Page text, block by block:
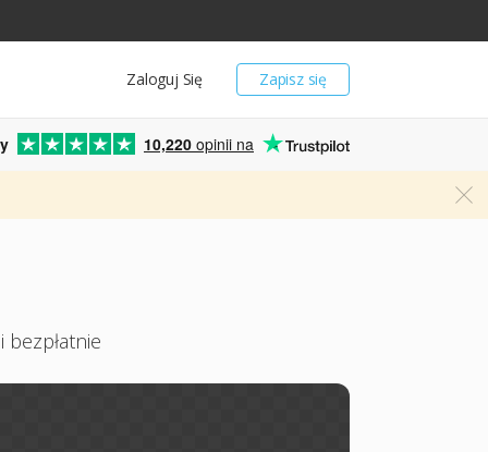
Zapisz się
Zaloguj Się
10,220 opinii na